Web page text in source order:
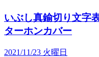
いぶし真鍮切り文
ターホンカバー
2021/11/23 火曜日